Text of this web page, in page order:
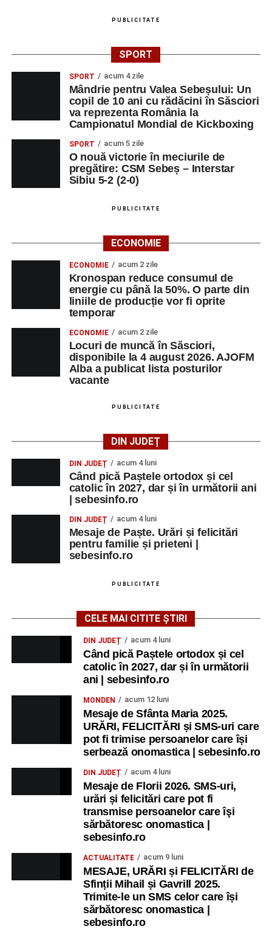
PUBLICITATE
SPORT
SPORT acum 4 zile
Mândrie pentru Valea Sebeșului: Un
copil de 10 ani cu rădăcini în Săsciori
va reprezenta România la
Campionatul Mondial de Kickboxing
SPORT acum 5 zile
O nouă victorie în meciurile de
pregătire: CSM Sebeș – Interstar
Sibiu 5-2 (2-0)
PUBLICITATE
ECONOMIE
ECONOMIE acum 2 zile
Kronospan reduce consumul de
energie cu până la 50%. O parte din
liniile de producție vor fi oprite
temporar
ECONOMIE acum 2 zile
Locuri de muncă în Săsciori,
disponibile la 4 august 2026. AJOFM
Alba a publicat lista posturilor
vacante
PUBLICITATE
DIN JUDEȚ
DIN JUDEȚ acum 4 luni
Când pică Paștele ortodox și cel
catolic în 2027, dar și în următorii ani
| sebesinfo.ro
DIN JUDEȚ acum 4 luni
Mesaje de Paște. Urări și felicitări
pentru familie și prieteni |
sebesinfo.ro
PUBLICITATE
CELE MAI CITITE ȘTIRI
DIN JUDEȚ acum 4 luni
Când pică Paștele ortodox și cel
catolic în 2027, dar și în următorii
ani | sebesinfo.ro
MONDEN acum 12 luni
Mesaje de Sfânta Maria 2025.
URĂRI, FELICITĂRI și SMS-uri care
pot fi trimise persoanelor care își
serbează onomastica | sebesinfo.ro
DIN JUDEȚ acum 4 luni
Mesaje de Florii 2026. SMS-uri,
urări și felicitări care pot fi
transmise persoanelor care îşi
sărbătoresc onomastica |
sebesinfo.ro
ACTUALITATE acum 9 luni
MESAJE, URĂRI și FELICITĂRI de
Sfinții Mihail și Gavrill 2025.
Trimite-le un SMS celor care își
sărbătoresc onomastica |
sebesinfo.ro